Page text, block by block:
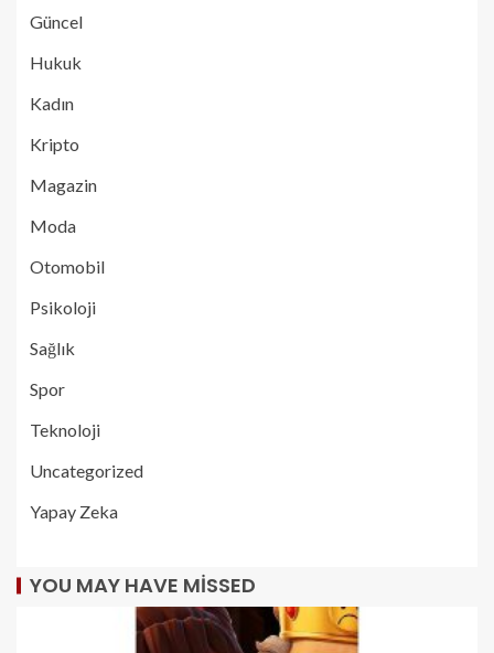
Güncel
Hukuk
Kadın
Kripto
Magazin
Moda
Otomobil
Psikoloji
Sağlık
Spor
Teknoloji
Uncategorized
Yapay Zeka
YOU MAY HAVE MISSED